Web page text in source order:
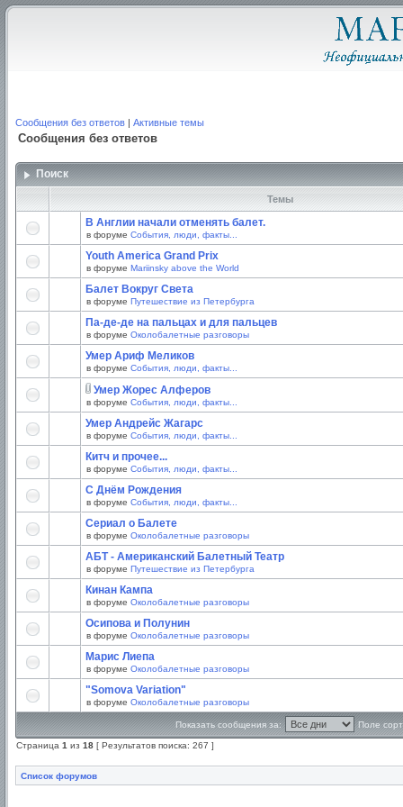
Сообщения без ответов | Активные темы
Сообщения без ответов
Поиск
Темы
В Англии начали отменять балет.
в форуме События, люди, факты...
Youth America Grand Prix
в форуме Mariinsky above the World
Балет Вокруг Света
в форуме Путешествие из Петербурга
Па-де-де на пальцах и для пальцев
в форуме Околобалетные разговоры
Умер Ариф Меликов
в форуме События, люди, факты...
Умер Жорес Алферов
в форуме События, люди, факты...
Умер Андрейс Жагарс
в форуме События, люди, факты...
Китч и прочее...
в форуме События, люди, факты...
С Днём Рождения
в форуме События, люди, факты...
Сериал о Балете
в форуме Околобалетные разговоры
АБТ - Американский Балетный Театр
в форуме Путешествие из Петербурга
Кинан Кампа
в форуме Околобалетные разговоры
Осипова и Полунин
в форуме Околобалетные разговоры
Марис Лиепа
в форуме Околобалетные разговоры
"Somova Variation"
в форуме Околобалетные разговоры
Показать сообщения за: Поле
Страница 1 из 18 [ Результатов поиска: 267 ]
Список форумов